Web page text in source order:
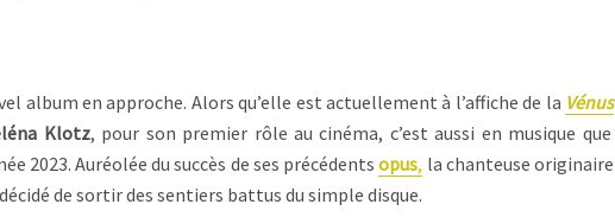
album en approche. Alors qu’elle est actuellement à l’affiche de la Vénus
Klotz, pour son premier rôle au cinéma, c’est aussi en musique que
2023. Auréolée du succès de ses précédentsopus, la chanteuse originaire
de sortir des sentiers battus du simple disque.